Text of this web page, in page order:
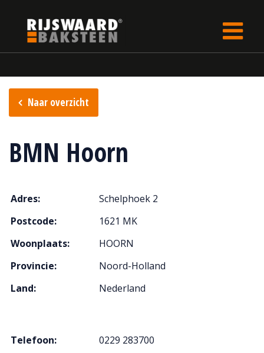
Naar overzicht
BMN Hoorn
Adres:
Schelphoek 2
Postcode:
1621 MK
Woonplaats:
HOORN
Provincie:
Noord-Holland
Land:
Nederland
Telefoon:
0229 283700